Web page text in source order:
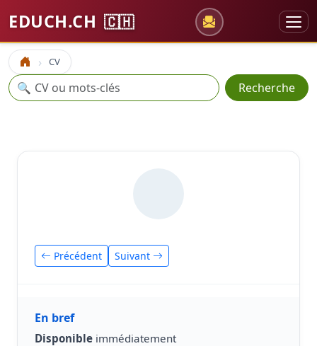
EDUCH.CH 🇨🇭
Accueil CV
Recherche
🔍 Recherche
Précédent Suivant
En bref
Disponible immédiatement